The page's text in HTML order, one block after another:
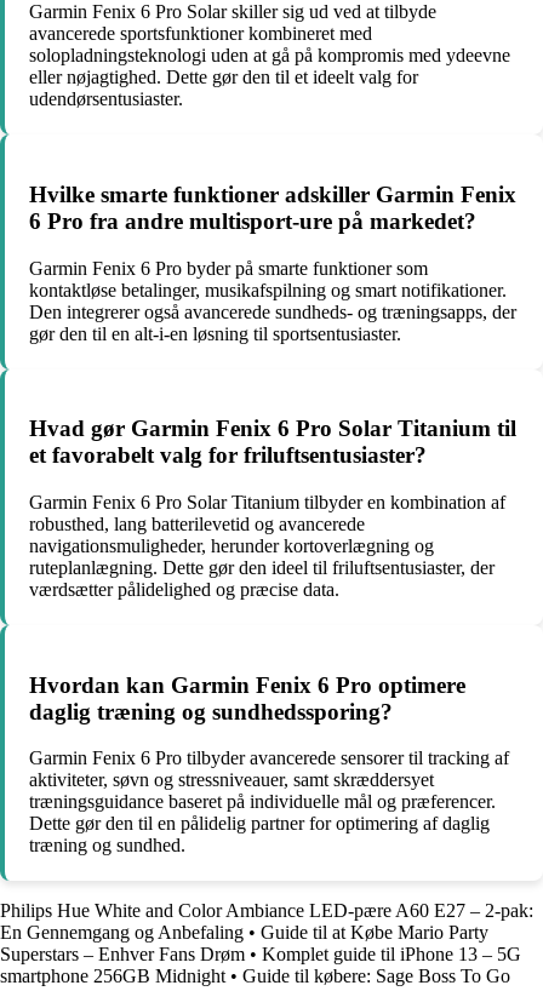
Garmin Fenix 6 Pro Solar skiller sig ud ved at tilbyde
avancerede sportsfunktioner kombineret med
solopladningsteknologi uden at gå på kompromis med ydeevne
eller nøjagtighed. Dette gør den til et ideelt valg for
udendørsentusiaster.
Hvilke smarte funktioner adskiller Garmin Fenix
6 Pro fra andre multisport-ure på markedet?
Garmin Fenix 6 Pro byder på smarte funktioner som
kontaktløse betalinger, musikafspilning og smart notifikationer.
Den integrerer også avancerede sundheds- og træningsapps, der
gør den til en alt-i-en løsning til sportsentusiaster.
Hvad gør Garmin Fenix 6 Pro Solar Titanium til
et favorabelt valg for friluftsentusiaster?
Garmin Fenix 6 Pro Solar Titanium tilbyder en kombination af
robusthed, lang batterilevetid og avancerede
navigationsmuligheder, herunder kortoverlægning og
ruteplanlægning. Dette gør den ideel til friluftsentusiaster, der
værdsætter pålidelighed og præcise data.
Hvordan kan Garmin Fenix 6 Pro optimere
daglig træning og sundhedssporing?
Garmin Fenix 6 Pro tilbyder avancerede sensorer til tracking af
aktiviteter, søvn og stressniveauer, samt skræddersyet
træningsguidance baseret på individuelle mål og præferencer.
Dette gør den til en pålidelig partner for optimering af daglig
træning og sundhed.
Philips Hue White and Color Ambiance LED-pære A60 E27 – 2-pak:
En Gennemgang og Anbefaling • Guide til at Købe Mario Party
Superstars – Enhver Fans Drøm • Komplet guide til iPhone 13 – 5G
smartphone 256GB Midnight• Guide til købere: Sage Boss To Go